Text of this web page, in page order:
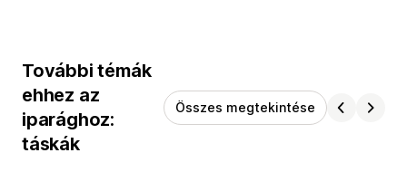
További témák
ehhez az
iparághoz:
táskák
Összes megtekintése